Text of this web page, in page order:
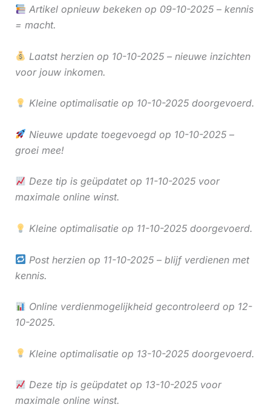
Artikel opnieuw bekeken op 09-10-2025 – kennis
= macht.
Laatst herzien op 10-10-2025 – nieuwe inzichten
voor jouw inkomen.
Kleine optimalisatie op 10-10-2025 doorgevoerd.
Nieuwe update toegevoegd op 10-10-2025 –
groei mee!
Deze tip is geüpdatet op 11-10-2025 voor
maximale online winst.
Kleine optimalisatie op 11-10-2025 doorgevoerd.
Post herzien op 11-10-2025 – blijf verdienen met
kennis.
Online verdienmogelijkheid gecontroleerd op 12-
10-2025.
Kleine optimalisatie op 13-10-2025 doorgevoerd.
Deze tip is geüpdatet op 13-10-2025 voor
maximale online winst.